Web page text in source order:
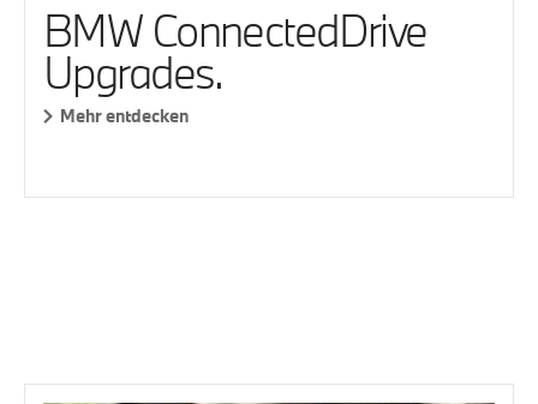
BMW ConnectedDrive
Upgrades.
Mehr entdecken